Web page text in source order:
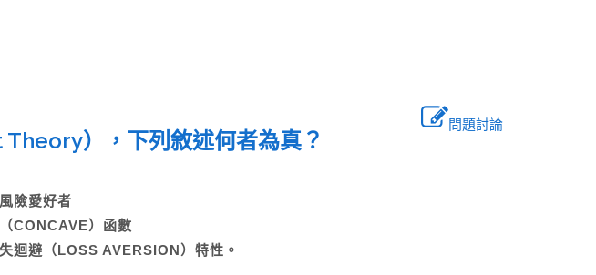
問題討論
），下列敘述何者為真？
險愛好者
CONCAVE）函數
迴避（LOSS AVERSION）特性。